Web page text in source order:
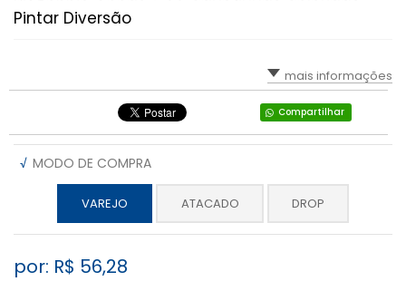
Pintar Diversão
mais informações
Compartilhar
√ MODO DE COMPRA
VAREJO ATACADO DROP
por: R$ 56,28